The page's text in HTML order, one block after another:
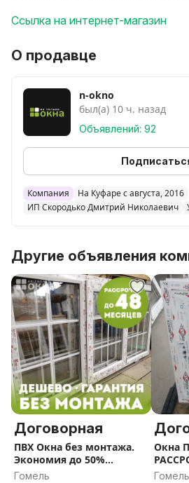
Ламинация, тонирование,
Быстро и качественно!
Ссылка на интернет-магазин
О продавце
n-okno
был(а) 10 ч. назад
Объявлений: 92
Компания
На Куфаре с августа, 2016
ИП Скородько Дмитрий Николаевич
Другие объявления
Договорная
ПВХ Окна без монтажа.
Экономия до 50%
Работаем по всей
Гомель
Окна
Гомель